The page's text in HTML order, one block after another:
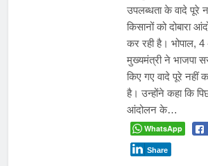
उपलब्धता के वादे पूरे
किसानों को दोबारा
कर रही है। भोपाल,
मुख्यमंत्री ने भाजपा
किए गए वादे पूरे नहीं
है। उन्होंने कहा कि
आंदोलन के…
WhatsApp
Share